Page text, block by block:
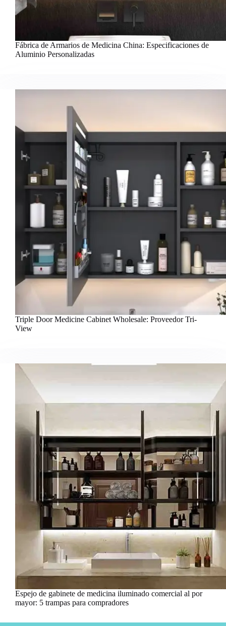
Fábrica de Armarios de Medicina China: Especificaciones de
Aluminio Personalizadas
Triple Door Medicine Cabinet Wholesale: Proveedor Tri-
View
Espejo de gabinete de medicina iluminado comercial al por
mayor: 5 trampas para compradores